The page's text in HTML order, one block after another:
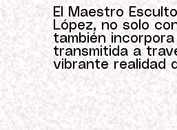
El Maestro
López, no solo
también
transmitida a
vibrante realidad